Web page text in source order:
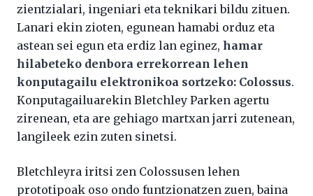
zientzialari, ingeniari eta teknikari bildu zituen.
Lanari ekin zioten, egunean hamabi orduz eta
astean sei egun eta erdiz lan eginez, hamar
hilabeteko denbora errekorrean lehen
konputagailu elektronikoa sortzeko: Colossus.
Konputagailuarekin Bletchley Parken agertu
zirenean, eta are gehiago martxan jarri zutenean,
langileek ezin zuten sinetsi.
Bletchleyra iritsi zen Colossusen lehen
prototipoak oso ondo funtzionatzen zuen, baina